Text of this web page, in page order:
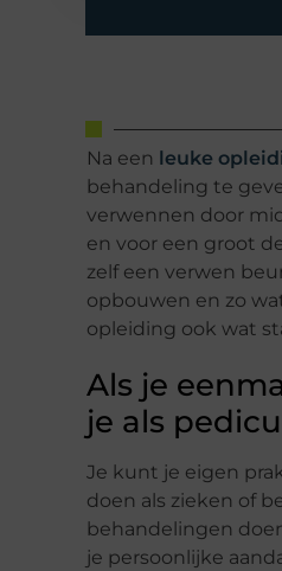
Na een leuke
behandeling te
verwennen door
en voor een groot
zelf een verwen
opbouwen en zo
opleiding ook wat
Als je
je als
Je kunt je eigen
doen als zieken of
behandelingen
je persoonlijke